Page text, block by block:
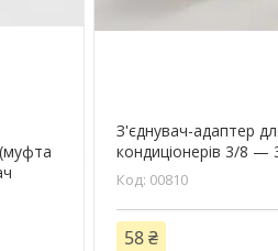
З'єднувач-адаптер
кондиціонерів 3/8 —
00810
58 ₴